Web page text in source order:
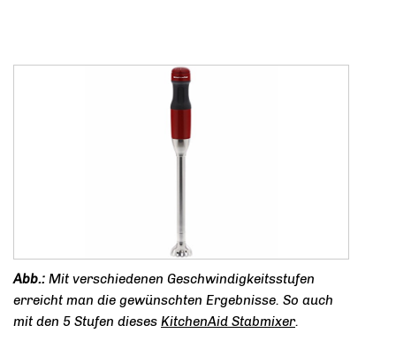
Mit verschiedenen Geschwindigkeitsstufen
erreicht man die gewünschten Ergebnisse. So auch
mit den 5 Stufen dieses KitchenAid Stabmixer.